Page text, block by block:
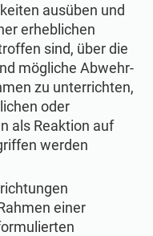
ausüben und
erheblichen
sind, über die
mögliche Abwehr-
zu unterrichten,
oder
als Reaktion auf
werden
einer